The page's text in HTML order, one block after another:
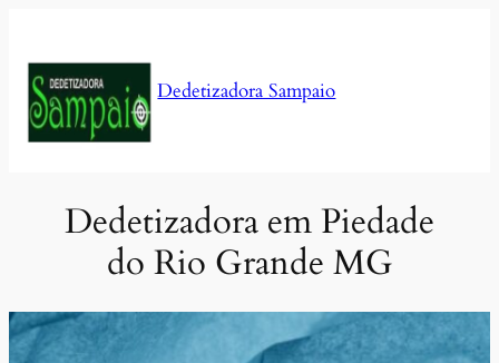
conteúdo
Dedetizadora Sampaio
Dedetizadora em Piedade
do Rio Grande MG